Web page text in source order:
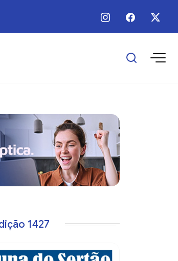
8 horas - Prefeitura realiza manutenção em trecho
1427